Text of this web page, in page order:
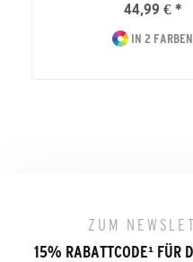
44,99 € *
IN 2 FARBEN
ZUM
15% RABATTCODE¹ FÜR